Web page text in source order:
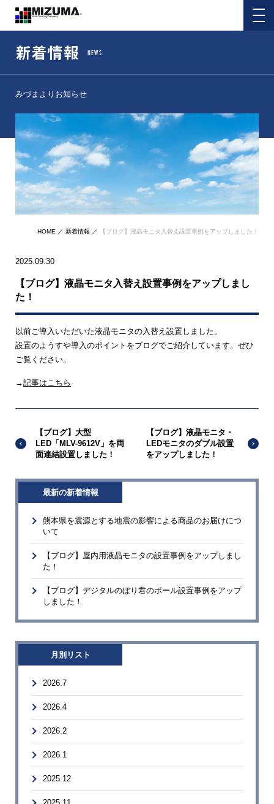
新着情報 NEWS
みづまよりお知らせ
HOME ／ 新着情報 ／ 【ブログ】液晶モニタ入替え設置事例をアップしました！
2025.09.30
【ブログ】液晶モニタ入替え設置事例をアップしまし
た！
以前ご導入いただいた液晶モニタの入替え設置しました。
設置のようすや導入のポイントをブログでご紹介しています。ぜひ
ご覧ください。
→記事はこちら
【ブログ】大型
LED「MLV-9612V」を両
面連結設置しました！
【ブログ】液晶モニタ・
LEDモニタのダブル設置
をアップしました！
最新の新着情報
熊本県を震源とする地震の影響による商品のお届けにつ
いて
【ブログ】屋内用液晶モニタの設置事例をアップしまし
た！
【ブログ】デジタルのぼり君のポール設置事例をアップ
しました！
月別リスト
2026.7
2026.4
2026.2
2026.1
2025.12